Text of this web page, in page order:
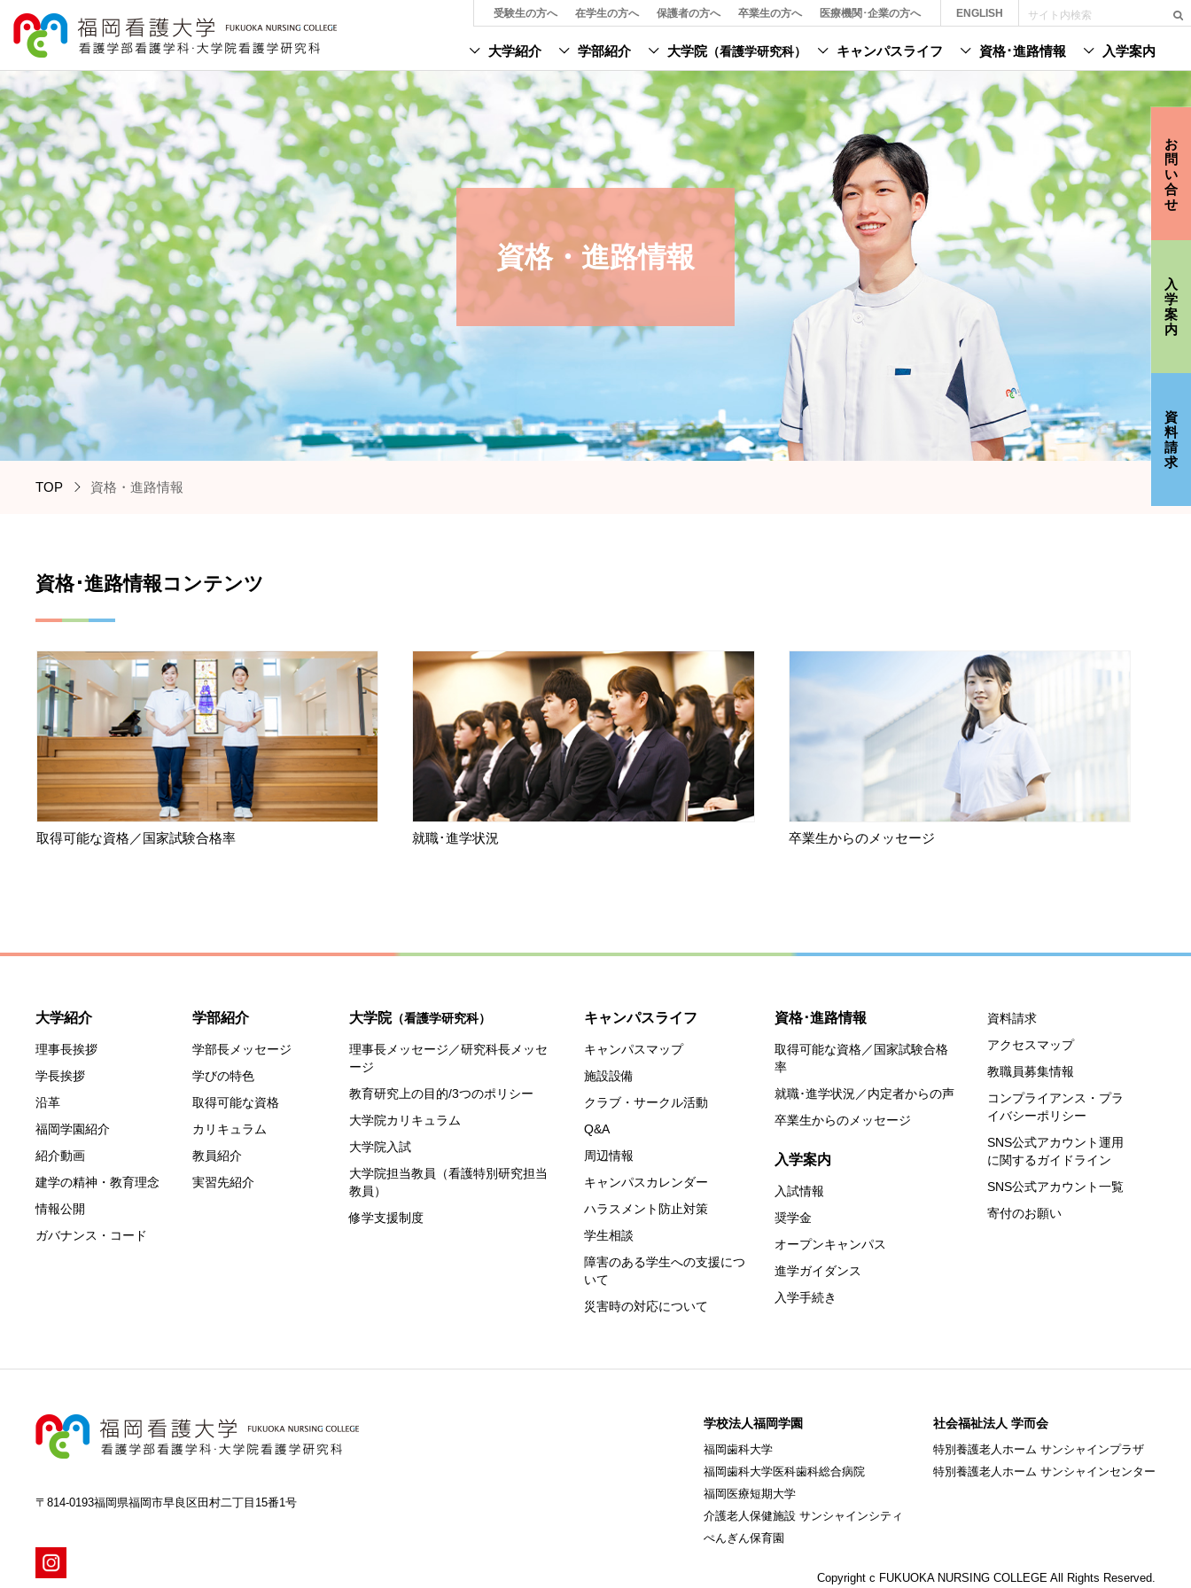
大学紹介 学部紹介 大学院（看護学研究科） キャンパスライフ 資格･進路情報 入学案内
受験生の方へ 在学生の方へ 保護者の方へ 卒業生の方へ 医療機関･企業の方へ ENGLISH
お
問
い
合
せ
入
学
案
内
資
料
請
求
資格・進路情報
TOP 資格・進路情報
資格･進路情報コンテンツ
取得可能な資格／国家試験合格率 就職･進学状況 卒業生からのメッセージ
大学紹介
理事長挨拶
学長挨拶
沿革
福岡学園紹介
紹介動画
建学の精神・教育理念
情報公開
ガバナンス・コード
学部紹介
学部長メッセージ
学びの特色
取得可能な資格
カリキュラム
教員紹介
実習先紹介
大学院（看護学研究科）
理事長メッセージ／研究科長メッセ
ージ
教育研究上の目的/3つのポリシー
大学院カリキュラム
大学院入試
大学院担当教員（看護特別研究担当
教員）
修学支援制度
キャンパスライフ
キャンパスマップ
施設設備
クラブ・サークル活動
Q&A
周辺情報
キャンパスカレンダー
ハラスメント防止対策
学生相談
障害のある学生への支援につ
いて
災害時の対応について
資格･進路情報
取得可能な資格／国家試験合格
率
就職･進学状況／内定者からの声
卒業生からのメッセージ
入学案内
入試情報
奨学金
オープンキャンパス
進学ガイダンス
入学手続き
資料請求
アクセスマップ
教職員募集情報
コンプライアンス・プラ
イバシーポリシー
SNS公式アカウント運用
に関するガイドライン
SNS公式アカウント一覧
寄付のお願い
〒814-0193福岡県福岡市早良区田村二丁目15番1号
学校法人福岡学園
福岡歯科大学
福岡歯科大学医科歯科総合病院
福岡医療短期大学
介護老人保健施設 サンシャインシティ
ぺんぎん保育園
社会福祉法人 学而会
特別養護老人ホーム サンシャインプラザ
特別養護老人ホーム サンシャインセンター
Copyright c FUKUOKA NURSING COLLEGE All Rights Reserved.